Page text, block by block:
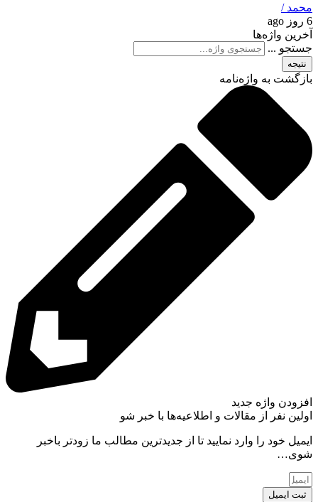
محمد /
6 روز ago
آخرین واژه‌ها
جستجو ...
نتیجه
بازگشت به واژه‌نامه
افزودن واژه جدید
اولین نفر از مقالات و اطلاعیه‌ها با خبر شو
ایمیل خود را وارد نمایید تا از جدیدترین مطالب ما زودتر باخبر
شوی…
ثبت ایمیل